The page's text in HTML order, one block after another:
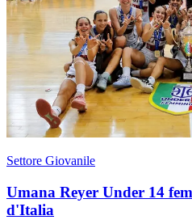
Settore Giovanile
Umana Reyer Under 14
d'Italia